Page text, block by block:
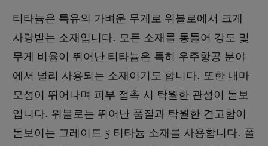
티타늄은 특유의 가벼운 무게로 위블로에서 크게
사랑받는 소재입니다. 모든 소재를 통틀어 강도 및
무게 비율이 뛰어난 티타늄은 특히 우주항공 분야
에서 널리 사용되는 소재이기도 합니다. 또한 내마
모성이 뛰어나며 피부 접촉 시 탁월한 관성이 돋보
입니다. 위블로는 뛰어난 품질과 탁월한 견고함이
돋보이는 그레이드 5 티타늄 소재를 사용합니다. 폴